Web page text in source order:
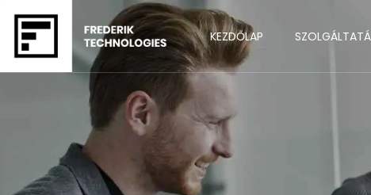
KEZDŐLAP